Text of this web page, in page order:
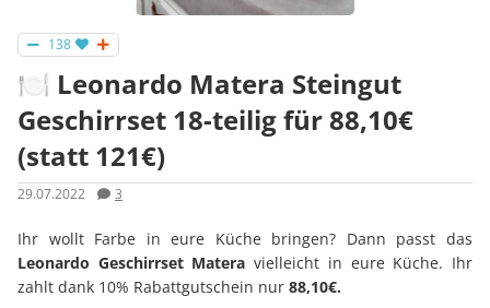
138
🍽 Leonardo Matera Steingut
Geschirrset 18-teilig für 88,10€
(statt 121€)
29.07.2022 3
Ihr wollt Farbe in eure Küche bringen? Dann passt das
Leonardo Geschirrset Matera vielleicht in eure Küche. Ihr
zahlt dank 10% Rabattgutschein nur 88,10€.